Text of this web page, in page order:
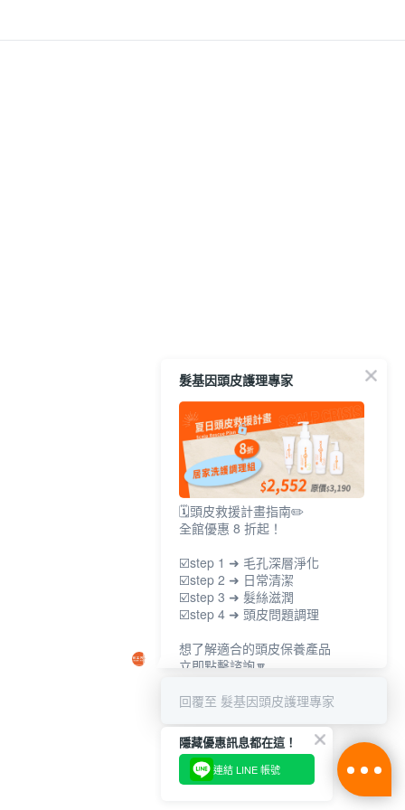
髮基因頭皮護理專家
🗓️頭皮救援計畫指南✏️
全館優惠 8 折起！
☑️step 1 ➜ 毛孔深層淨化
☑️step 2 ➜ 日常清潔
☑️step 3 ➜ 髮絲滋潤
☑️step 4 ➜ 頭皮問題調理
想了解適合的頭皮保養產品
立即點擊諮詢🔽
回覆至 髮基因頭皮護理專家
隱藏優惠訊息都在這！
連結 LINE 帳號